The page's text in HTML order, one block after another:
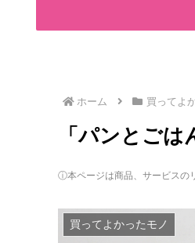
ホーム 買ってよ
「パンとご
ⓘ本ページは商品、サービスの
買ってよかったモノ